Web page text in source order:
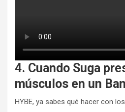
4. Cuando Suga
músculos en un
HYBE, ya sabes qué hacer con